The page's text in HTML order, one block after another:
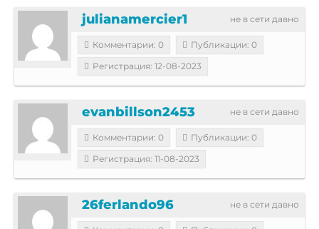
не в сети давно
julianamercier1
Комментарии: 0
Публикации: 0
Регистрация: 12-08-2023
не в сети давно
evanbillson2453
Комментарии: 0
Публикации: 0
Регистрация: 11-08-2023
не в сети давно
26ferlando96